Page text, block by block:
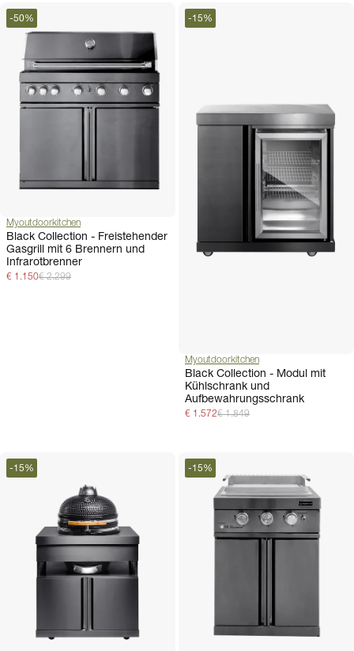
-50%
Myoutdoorkitchen
Black Collection - Freistehender
Gasgrill mit 6 Brennern und
Infrarotbrenner
€ 2.299
€ 1.150
-15%
Myoutdoorkitchen
Black Collection - Modul mit
Kühlschrank und
Aufbewahrungsschrank
€ 1.849
€ 1.572
-15% -15%